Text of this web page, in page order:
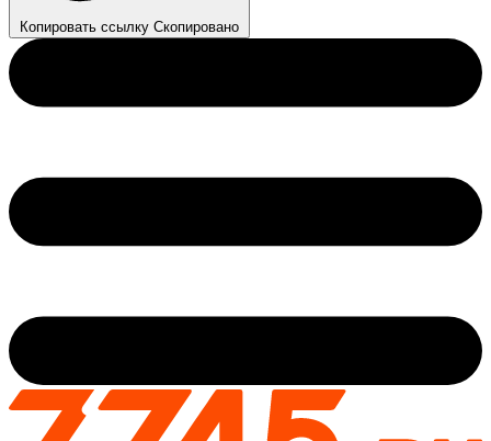
Копировать ссылку Скопировано